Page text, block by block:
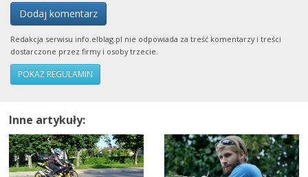
Dodaj komentarz
Redakcja serwisu info.elblag.pl nie odpowiada za treść komentarzy i treści
dostarczone przez firmy i osoby trzecie.
POKAŻ REGULAMIN
Inne artykuły: